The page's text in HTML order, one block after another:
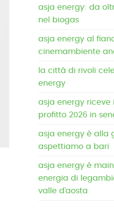
asja energy: da
nel biogas
asja energy al
cinemambiente
la città di rivoli
energy
asja energy
profitto 2026 in
asja energy è alla
aspettiamo a bari
asja energy è
energia di
valle d’aosta